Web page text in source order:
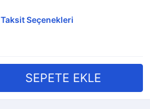
Taksit Seçenekleri